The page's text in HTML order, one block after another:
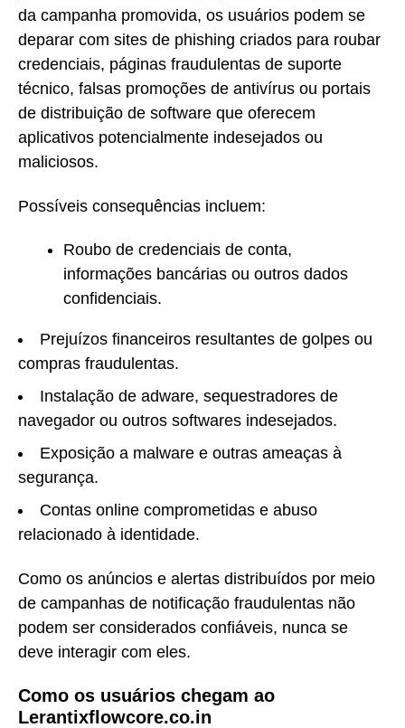
da campanha promovida, os usuários podem se
deparar com sites de phishing criados para roubar
credenciais, páginas fraudulentas de suporte
técnico, falsas promoções de antivírus ou portais
de distribuição de software que oferecem
aplicativos potencialmente indesejados ou
maliciosos.
Possíveis consequências incluem:
Roubo de credenciais de conta,
informações bancárias ou outros dados
confidenciais.
Prejuízos financeiros resultantes de golpes ou
compras fraudulentas.
Instalação de adware, sequestradores de
navegador ou outros softwares indesejados.
Exposição a malware e outras ameaças à
segurança.
Contas online comprometidas e abuso
relacionado à identidade.
Como os anúncios e alertas distribuídos por meio
de campanhas de notificação fraudulentas não
podem ser considerados confiáveis, nunca se
deve interagir com eles.
Como os usuários chegam ao
Lerantixflowcore.co.in